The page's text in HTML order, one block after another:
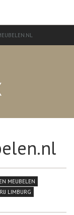
MEUBELEN
LIMBURG